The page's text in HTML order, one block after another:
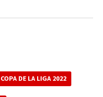
COPA DE LA LIGA 2022